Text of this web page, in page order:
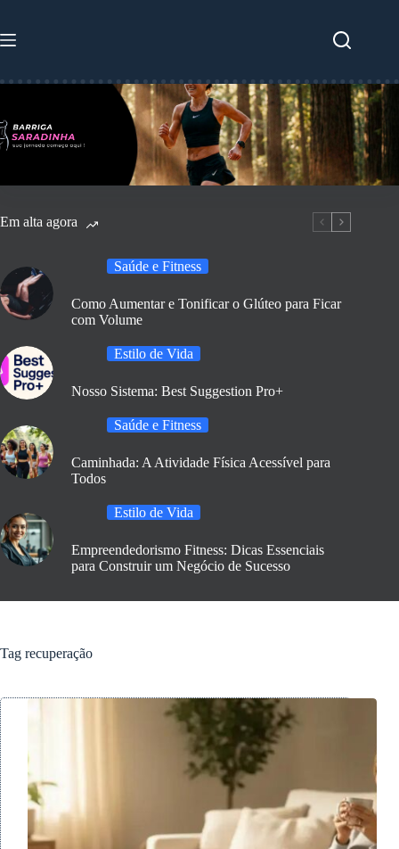
o
Em alta agora
Saúde e Fitness
Como Aumentar e Tonificar o Glúteo para Ficar
com Volume
Estilo de Vida
Nosso Sistema: Best Suggestion Pro+
Saúde e Fitness
Caminhada: A Atividade Física Acessível para
Todos
Estilo de Vida
Empreendedorismo Fitness: Dicas Essenciais
para Construir um Negócio de Sucesso
Tag recuperação